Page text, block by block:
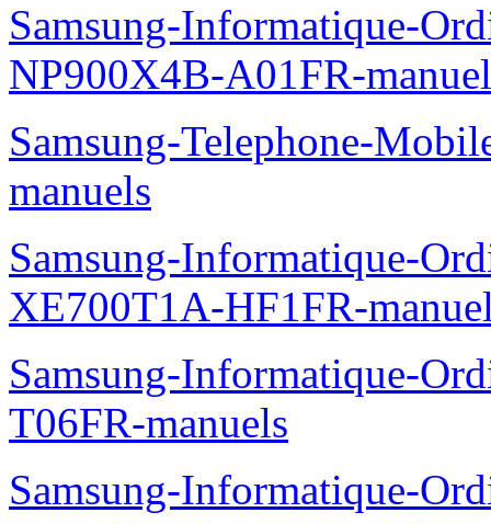
Samsung-Informatique-
NP900X4B-A01FR-
Samsung-Telephone-
manuels
Samsung-Informatique-
XE700T1A-HF1FR-
Samsung-Informatique-
T06FR-manuels
Samsung-Informatique-